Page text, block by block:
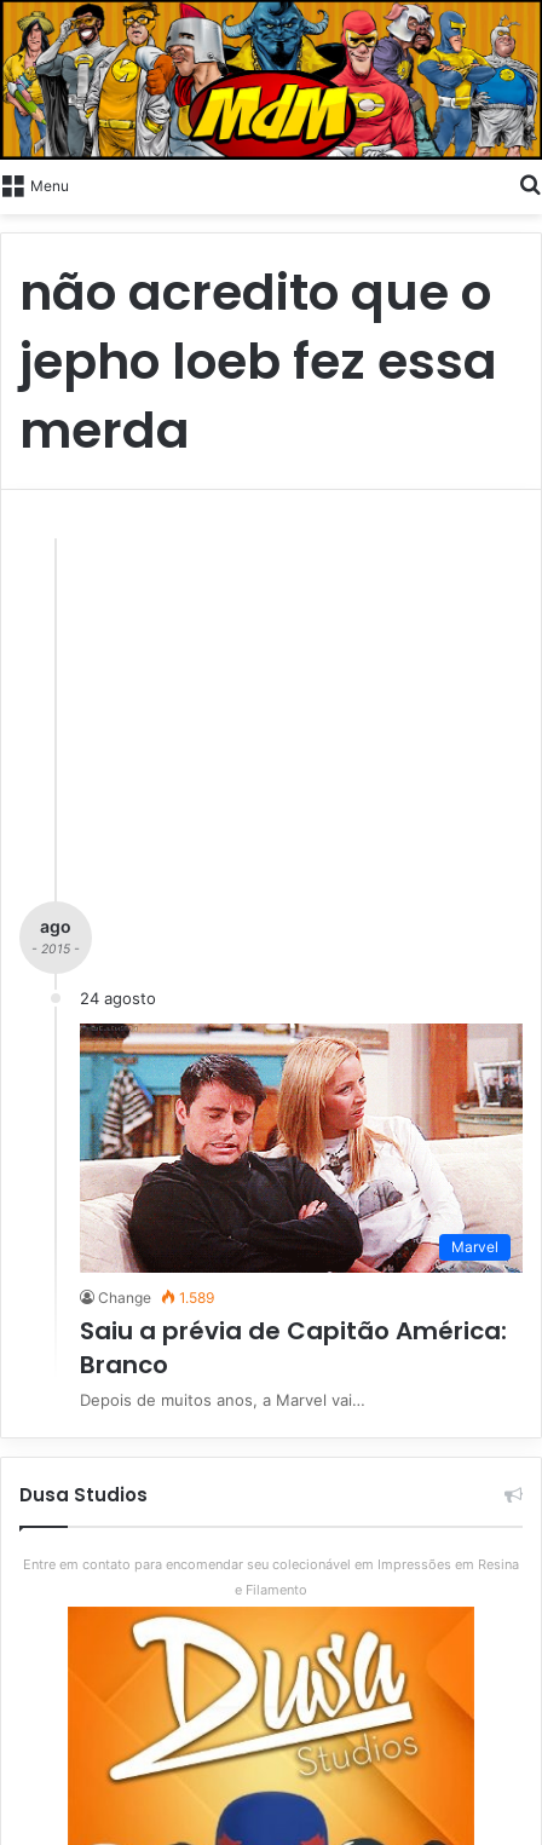
Menu
não acredito que o
jepho loeb fez essa
merda
ago
- 2015 -
24 agosto
Marvel
Change 1.589
Saiu a prévia de Capitão América:
Branco
Depois de muitos anos, a Marvel vai…
Dusa Studios
Entre em contato para encomendar seu colecionável em Impressões em Resina
e Filamento